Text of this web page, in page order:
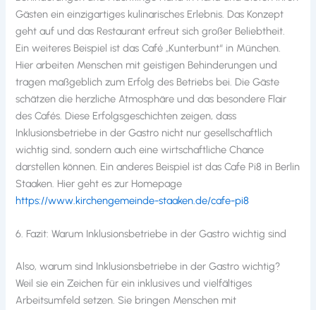
Gästen ein einzigartiges kulinarisches Erlebnis. Das Konzept
geht auf und das Restaurant erfreut sich großer Beliebtheit.
Ein weiteres Beispiel ist das Café „Kunterbunt“ in München.
Hier arbeiten Menschen mit geistigen Behinderungen und
tragen maßgeblich zum Erfolg des Betriebs bei. Die Gäste
schätzen die herzliche Atmosphäre und das besondere Flair
des Cafés. Diese Erfolgsgeschichten zeigen, dass
Inklusionsbetriebe in der Gastro nicht nur gesellschaftlich
wichtig sind, sondern auch eine wirtschaftliche Chance
darstellen können. Ein anderes Beispiel ist das Cafe Pi8 in Berlin
Staaken. Hier geht es zur Homepage
https://www.kirchengemeinde-staaken.de/cafe-pi8
6. Fazit: Warum Inklusionsbetriebe in der Gastro wichtig sind
Also, warum sind Inklusionsbetriebe in der Gastro wichtig?
Weil sie ein Zeichen für ein inklusives und vielfältiges
Arbeitsumfeld setzen. Sie bringen Menschen mit